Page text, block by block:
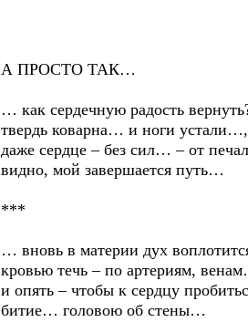
А ПРОСТО ТАК…
… как сердечную радость
твердь коварна… и ноги устали…,
даже сердце – без сил… – от
видно, мой завершается путь…
***
… вновь в материи дух
кровью течь – по артериям,
и опять – чтобы к сердцу
битие… головою об стены…